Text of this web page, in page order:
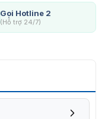
Gọi Hotline 2
(Hỗ trợ 24/7)